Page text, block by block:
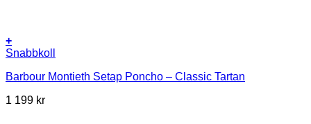
+
Snabbkoll
Barbour Montieth Setap Poncho – Classic Tartan
1 199 kr